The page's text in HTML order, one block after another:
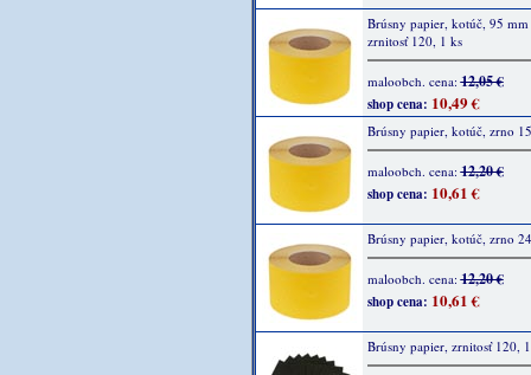
Brúsny papier, kotúč, 95
zrnitosť 120, 1 ks
maloobch. cena:12,05 €
shop cena: 10,49 €
Brúsny papier, kotúč, zrno
maloobch. cena:12,20 €
shop cena: 10,61 €
Brúsny papier, kotúč, zrno
maloobch. cena:12,20 €
shop cena: 10,61 €
Brúsny papier, zrnitosť 120,